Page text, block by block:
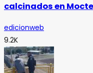
calcinados en
edicionweb
9.2K